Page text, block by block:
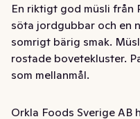
En riktigt god müsli från
söta jordgubbar och en
somrigt bärig smak.
rostade bovetekluster.
som mellanmål.
Råvarorna i produkten
Orkla Foods Sverige AB